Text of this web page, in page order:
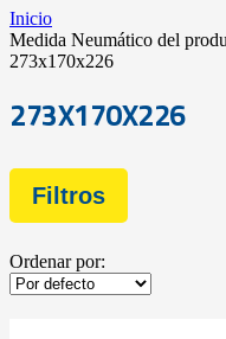
Inicio
Medida Neumático del
273x170x226
273X170X226
Filtros
Ordenar por: